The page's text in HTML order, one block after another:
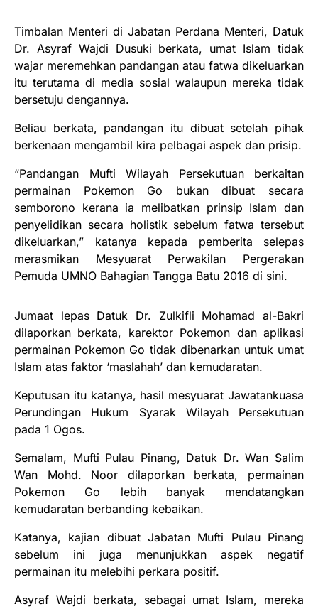
Timbalan Menteri di Jabatan Perdana Menteri, Datuk
Dr. Asyraf Wajdi Dusuki berkata, umat Islam tidak
wajar meremehkan pandangan atau fatwa dikeluarkan
itu terutama di media sosial walaupun mereka tidak
bersetuju dengannya.
Beliau berkata, pandangan itu dibuat setelah pihak
berkenaan mengambil kira pelbagai aspek dan prisip.
“Pandangan Mufti Wilayah Persekutuan berkaitan
permainan Pokemon Go bukan dibuat secara
semborono kerana ia melibatkan prinsip Islam dan
penyelidikan secara holistik sebelum fatwa tersebut
dikeluarkan,” katanya kepada pemberita selepas
merasmikan Mesyuarat Perwakilan Pergerakan
Pemuda UMNO Bahagian Tangga Batu 2016 di sini.
Jumaat lepas Datuk Dr. Zulkifli Mohamad al-Bakri
dilaporkan berkata, karektor Pokemon dan aplikasi
permainan Pokemon Go tidak dibenarkan untuk umat
Islam atas faktor ‘maslahah’ dan kemudaratan.
Keputusan itu katanya, hasil mesyuarat Jawatankuasa
Perundingan Hukum Syarak Wilayah Persekutuan
pada 1 Ogos.
Semalam, Mufti Pulau Pinang, Datuk Dr. Wan Salim
Wan Mohd. Noor dilaporkan berkata, permainan
Pokemon Go lebih banyak mendatangkan
kemudaratan berbanding kebaikan.
Katanya, kajian dibuat Jabatan Mufti Pulau Pinang
sebelum ini juga menunjukkan aspek negatif
permainan itu melebihi perkara positif.
Asyraf Wajdi berkata, sebagai umat Islam, mereka